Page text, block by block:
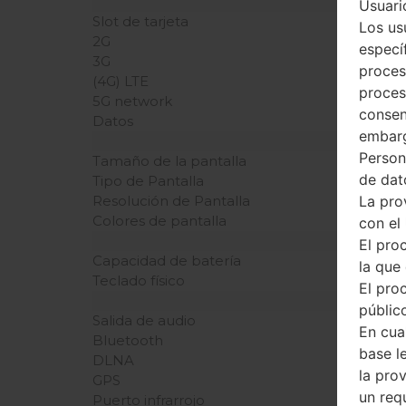
Slot de tarjeta
2G
3G
(4G) LTE
5G network
Datos
Tamaño de la pantalla
Tipo de Pantalla
Resolución de Pantalla
Colores de pantalla
Capacidad de batería
Teclado físico
Salida de audio
Bluetooth
DLNA
GPS
Puerto infrarrojo
Los
de
La
con el
El
la que
El
En
base
la
un